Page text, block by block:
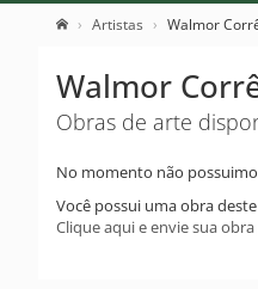
Artistas Walmor
Walmor
Obras de arte
No momento não
Você possui uma obra
Clique aqui e envie sua